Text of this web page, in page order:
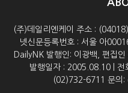
(주)데일리엔케이 주소 :
넷신문등록번호 : 서울 아
DailyNK 발행인: 이광백, 편집
발행일자 : 2005.08.10 |
(02)732-6711 문의